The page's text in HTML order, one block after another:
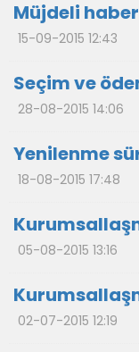
Müjdeli
15-09-2015 12:43
Seçim ve
28-08-2015 14:06
Yenilenme
18-08-2015 17:48
05-08-2015 13:16
02-07-2015 12:19